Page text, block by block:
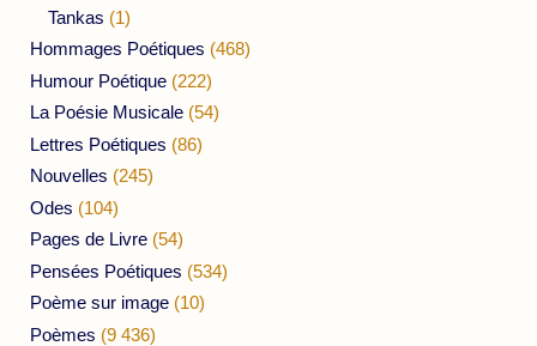
Tankas (1)
Hommages Poétiques (468)
Humour Poétique (222)
La Poésie Musicale (54)
Lettres Poétiques (86)
Nouvelles (245)
Odes (104)
Pages de Livre (54)
Pensées Poétiques (534)
Poème sur image (10)
Poèmes (9 436)